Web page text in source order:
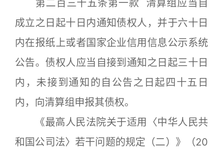
第二百三十五条第一款 清算组应当自
成立之日起十日内通知债权人，并于六十日
内在报纸上或者国家企业信用信息公示系统
公告。债权人应当自接到通知之日起三十日
内，未接到通知的自公告之日起四十五日
内，向清算组申报其债权。
《最高人民法院关于适用〈中华人民共
和国公司法〉若干问题的规定（二）》（20